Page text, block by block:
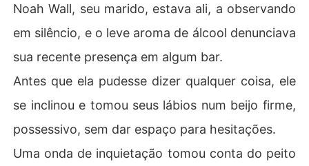
Noah Wall, seu marido, estava ali, a observando
em silêncio, e o leve aroma de álcool denunciava
sua recente presença em algum bar.
Antes que ela pudesse dizer qualquer coisa, ele
se inclinou e tomou seus lábios num beijo firme,
possessivo, sem dar espaço para hesitações.
Uma onda de inquietação tomou conta do peito